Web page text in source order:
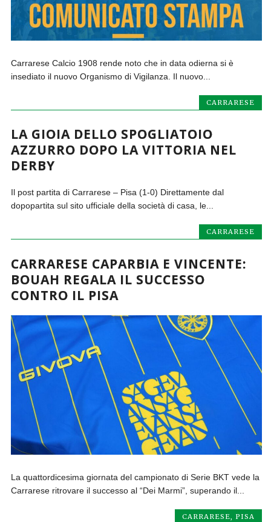
Carrarese Calcio 1908 rende noto che in data odierna si è
insediato il nuovo Organismo di Vigilanza. Il nuovo...
CARRARESE
LA GIOIA DELLO SPOGLIATOIO
AZZURRO DOPO LA VITTORIA NEL
DERBY
Il post partita di Carrarese – Pisa (1-0) Direttamente dal
dopopartita sul sito ufficiale della società di casa, le...
CARRARESE
CARRARESE CAPARBIA E VINCENTE:
BOUAH REGALA IL SUCCESSO
CONTRO IL PISA
La quattordicesima giornata del campionato di Serie BKT vede la
Carrarese ritrovare il successo al “Dei Marmi”, superando il...
CARRARESE, PISA